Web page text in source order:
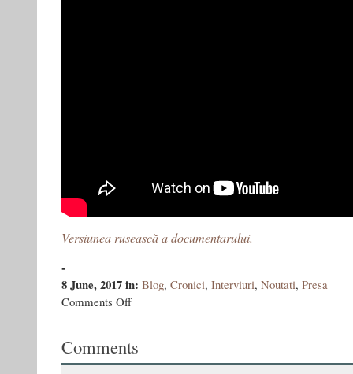
Versiunea rusească a documentarului.
-
8 June, 2017in: Blog, Cronici, Interviuri, Noutati, Presa
Comments Offon
retur(?)
Comments